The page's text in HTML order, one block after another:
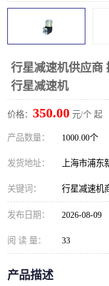
行星减速机供应商
行星减速机
价格： 350.00 元/个 起
产品数量： 1000.00个
发货地址： 上海市浦东
关键词： 行星减速机
发布日期： 2026-08-09
阅 读 量： 33
产品描述